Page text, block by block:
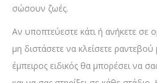
σώσουν ζωές.
Αν υποπτεύεστε κάτι ή ανήκετε
μη διστάσετε να κλείσετε
έμπειρος ειδικός θα μπορέσει να